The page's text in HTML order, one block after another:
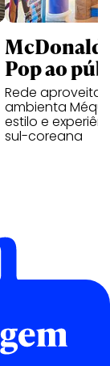
Pop ao
Rede aproveita
ambienta Méqui
estilo e
sul-coreana